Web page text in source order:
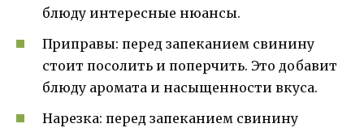
блюду интересные нюансы.
Приправы: перед запеканием свинину
стоит посолить и поперчить. Это добавит
блюду аромата и насыщенности вкуса.
Нарезка: перед запеканием свинину